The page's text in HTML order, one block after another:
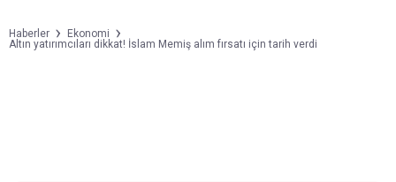
Haberler
Ekonomi
Altın yatırımcıları dikkat! İslam Memiş alım fırsatı için tarih verdi